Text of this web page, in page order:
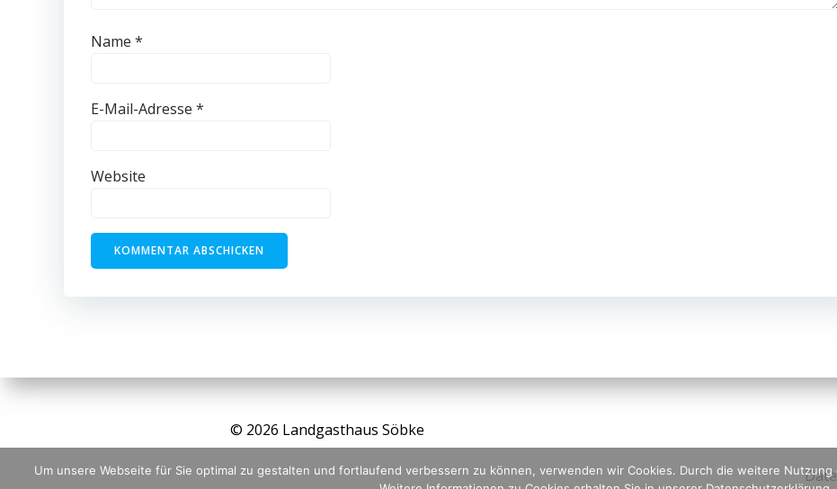
Name *
E-Mail-Adresse *
Website
© 2026 Landgasthaus Söbke
Um unsere Webseite für Sie optimal zu gestalten und fortlaufend verbessern zu können, verwenden wir Cookies. Durch die weitere